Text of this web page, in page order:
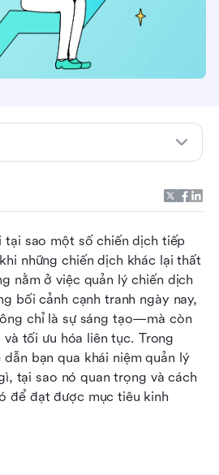
tại sao một số chiến dịch tiếp
những chiến dịch khác lại thất
nằm ở việc quản lý chiến dịch
bối cảnh cạnh tranh ngày nay,
chỉ là sự sáng tạo—mà còn
tối ưu hóa liên tục. Trong
bạn qua khái niệm quản lý
tại sao nó quan trọng và cách
để đạt được mục tiêu kinh
tiếp thị là gì?
dịch tiếp thị lại quan trọng
tiếp thị làm gì?
dịch tiếp thị
của chiến dịch như thế nào
chiến dịch tiếp thị của bạn